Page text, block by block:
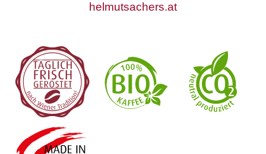
helmutsachers.at